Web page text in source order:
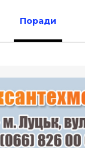
Поради